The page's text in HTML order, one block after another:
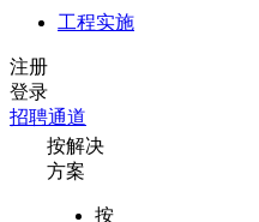
工程实施
注册
登录
招聘通道
按解决
方案
按